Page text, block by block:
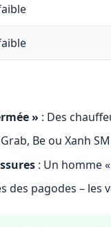
» : Des
Be ou Xanh
: Un homme
des pagodes –